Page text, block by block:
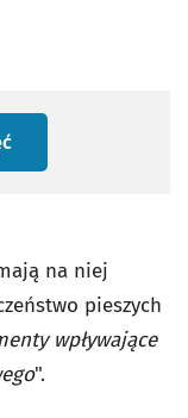
na niej
pieszych
wpływające
".